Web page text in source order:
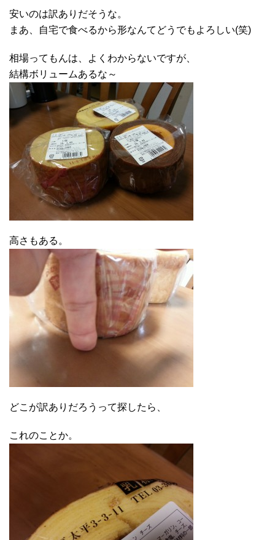
安いのは訳ありだそうな。
まあ、自宅で食べるから形なんてどうでもよろしい(笑)
相場ってもんは、よくわからないですが、
結構ボリュームあるな～
高さもある。
どこが訳ありだろうって探したら、
これのことか。